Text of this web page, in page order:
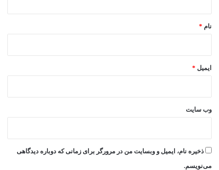
نام *
ایمیل *
وب‌ سایت
ذخیره نام، ایمیل و وبسایت من در مرورگر برای زمانی که دوباره دیدگاهی
می‌نویسم.